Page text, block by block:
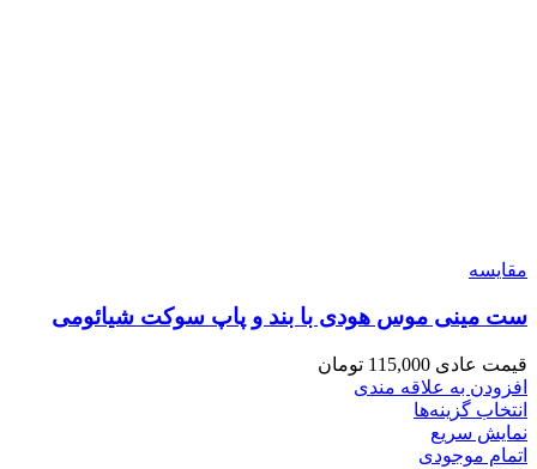
مقايسه
ست مینی موس هودی با بند و پاپ سوکت شیائومی
قیمت عادی 115,000 تومان
افزودن به علاقه مندی
انتخاب گزینه‌ها
نمایش سریع
اتمام موجودی